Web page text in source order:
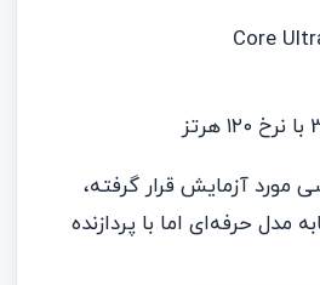
مورد آزمایش قرار گرفته،
مدل حرفه‌ای اما با پردازنده